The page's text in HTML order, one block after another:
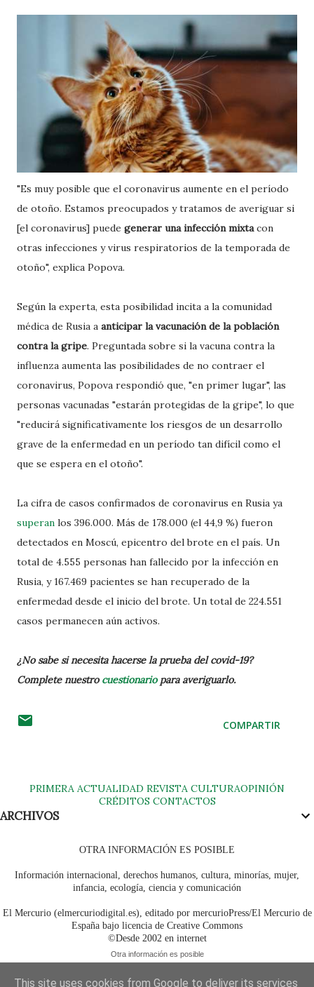
"Es muy posible que el coronavirus aumente en el período
de otoño. Estamos preocupados y tratamos de averiguar si
[el coronavirus] puede generar una infección mixtacon
otras infecciones y virus respiratorios de la temporada de
otoño", explica Popova.
Según la experta, esta posibilidad incita a la comunidad
médica de Rusia a anticipar la vacunación de la población
contra la gripe. Preguntada sobre si la vacuna contra la
influenza aumenta las posibilidades de no contraer el
coronavirus, Popova respondió que, "en primer lugar", las
personas vacunadas "estarán protegidas de la gripe", lo que
"reducirá significativamente los riesgos de un desarrollo
grave de la enfermedad en un período tan difícil como el
que se espera en el otoño".
La cifra de casos confirmados de coronavirus en Rusia ya
superan los 396.000. Más de 178.000 (el 44,9 %) fueron
detectados en Moscú, epicentro del brote en el país. Un
total de 4.555 personas han fallecido por la infección en
Rusia, y 167.469 pacientes se han recuperado de la
enfermedad desde el inicio del brote. Un total de 224.551
casos permanecen aún activos.
¿No sabe si necesita hacerse la prueba del covid-19?
Complete nuestrocuestionariopara averiguarlo.
COMPARTIR
PRIMERA ACTUALIDAD REVISTA CULTURAOPINIÓN
CRÉDITOSCONTACTOS
ARCHIVOS
OTRA INFORMACIÓN ES POSIBLE
Información internacional, derechos humanos, cultura, minorías, mujer,
infancia, ecología, ciencia y comunicación
El Mercurio (elmercuriodigital.es), editado por mercurioPress/El Mercurio de
España bajo licencia de Creative Commons
©Desde 2002 en internet
Otra información es posible
This site uses cookies from Google to deliver its services